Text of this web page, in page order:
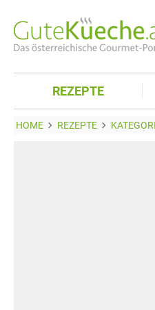
REZEPTE
HOME REZEPTE